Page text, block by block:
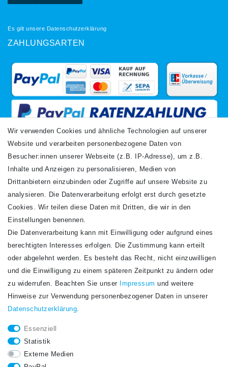
Es gilt unsere Datenschutzerklärung
ZAHLUNGSARTEN
VERSANDARTEN
Newsletter
Honig
Hiermit bestätige ich, dass ich dieDaten­schutz­erklärunggelesen habe. Meine
STAY CONNECTED.
Wir verwenden Cookies und ähnliche Technologien auf unserer
Website und verarbeiten personenbezogene Daten von
Besucher:innen unserer Webseite (z.B. IP-Adresse), um z.B.
Inhalte und Anzeigen zu personalisieren, Medien von
Drittanbietern einzubinden oder Zugriffe auf unsere Website zu
analysieren. Die Datenverarbeitung erfolgt erst durch gesetzte
Cookies. Wir teilen diese Daten mit Dritten, die wir in den
Einstellungen benennen.
Die Datenverarbeitung kann mit Einwilligung oder aufgrund eines
berechtigten Interesses erfolgen. Die Zustimmung kann erteilt
oder abgelehnt werden. Es besteht das Recht, nicht einzuwilligen
und die Einwilligung zu einem späteren Zeitpunkt zu ändern oder
zu widerrufen. Beachten Sie unser
Impressum und weitere
Hinweise zur Verwendung personenbezogener Daten in unserer
Daten­schutz­erklärung.
Essenziell
Statistik
Externe Medien